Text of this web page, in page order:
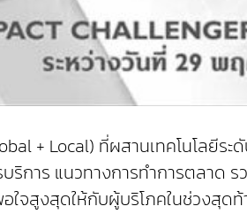
+ Local) ที่ผสานเทคโนโลยีร
ร แนวทางการทำการตลาด ร
จสูงสุดให้กับผู้บริโภคในช่วงสุด